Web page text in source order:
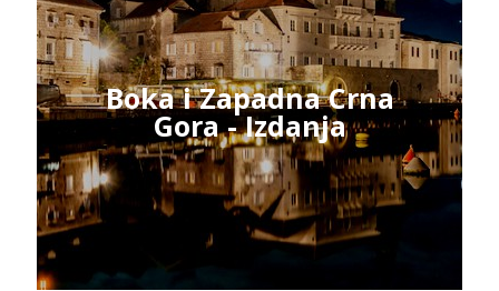
Boka i Zapadna Crna
Gora - Izdanja